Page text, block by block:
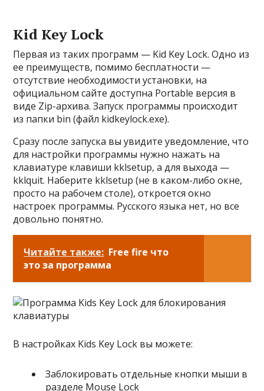
Kid Key Lock
Первая из таких программ — Kid Key Lock. Одно из
ее преимуществ, помимо бесплатности —
отсутствие необходимости установки, на
официальном сайте доступна Portable версия в
виде Zip-архива. Запуск программы происходит
из папки bin (файл kidkeylock.exe).
Сразу после запуска вы увидите уведомление, что
для настройки программы нужно нажать на
клавиатуре клавиши kklsetup, а для выхода —
kklquit. Наберите kklsetup (не в каком-либо окне,
просто на рабочем столе), откроется окно
настроек программы. Русского языка нет, но все
довольно понятно.
Читайте также: Free fire что
это за программа
В настройках Kids Key Lock вы можете:
Заблокировать отдельные кнопки мыши в
разделе Mouse Lock